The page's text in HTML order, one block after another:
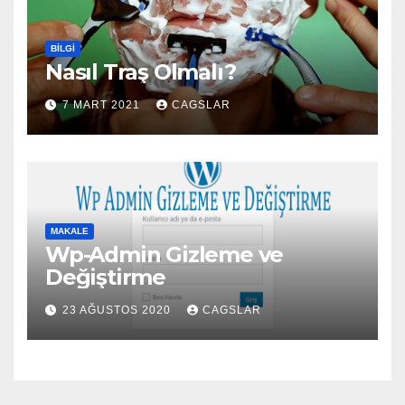
BILGI
Nasıl Traş Olmalı?
7 MART 2021 CAGSLAR
MAKALE
Wp-Admin Gizleme ve
Değiştirme
23 AĞUSTOS 2020 CAGSLAR